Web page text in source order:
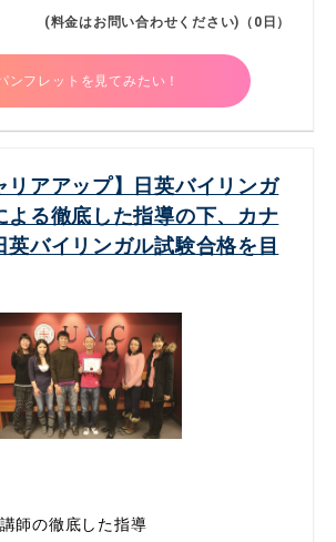
(料金はお問い合わせください)（0日）
ンフレットを見てみたい！
リアアップ】日英バイリンガ
よる徹底した指導の下、カナ
英バイリンガル試験合格を目
師の徹底した指導